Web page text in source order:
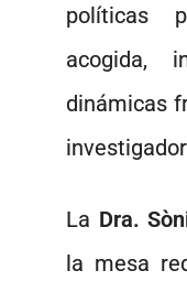
políticas
acogida,
dinámicas
La Dra.
la mesa